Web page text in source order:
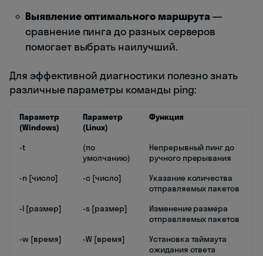
Выявление оптимального маршрута —
сравнение пинга до разных серверов
помогает выбрать наилучший.
Для эффективной диагностики полезно знать
различные параметры команды ping:
Параметр
(Windows)
Параметр
(Linux)
Функция
-t
(по
умолчанию)
Непрерывный пинг до
ручного прерывания
-n [число]
-c [число]
Указание количества
отправляемых пакетов
-l [размер]
-s [размер]
Изменение размера
отправляемых пакетов
-w [время]
-W [время]
Установка таймаута
ожидания ответа